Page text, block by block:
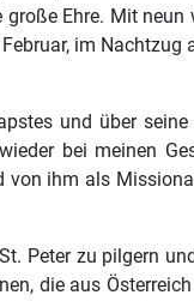
Ehre. Mit neun
im Nachtzug
und über seine
bei meinen
von ihm als
Peter zu pilgern
die aus